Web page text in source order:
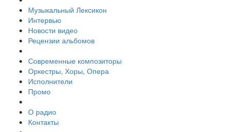
Музыкальный Лексикон
Интервью
Новости видео
Рецензии альбомов
Современные композиторы
Оркестры, Хоры, Опера
Исполнители
Промо
О радио
Контакты